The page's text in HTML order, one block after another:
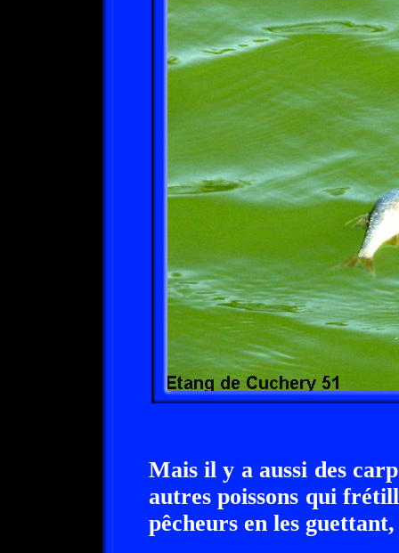
Mais il y a aussi des
autres poissons qui
pêcheurs en les